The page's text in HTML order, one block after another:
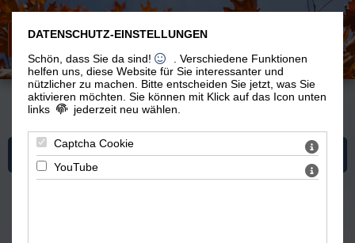
Du bist hier: Vom Leben >Blog 'Vom Leben'> Mich finden in Gott
Mehr zum Thema "Vom Leben"
DATENSCHUTZ-EINSTELLUNGEN
Schön, dass Sie da sind!
. Verschiedene Funktionen
helfen uns, diese Website für Sie interessanter und
nützlicher zu machen.
Bitte entscheiden Sie jetzt, was Sie
aktivieren möchten. Sie können mit Klick auf das Icon unten
links
jederzeit neu wählen.
Captcha Cookie
YouTube